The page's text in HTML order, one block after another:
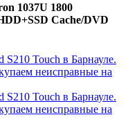
1037U 1800
Cache/DVD